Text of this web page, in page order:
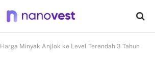
Harga Minyak Anjlok ke Level Terendah 3 Tahun